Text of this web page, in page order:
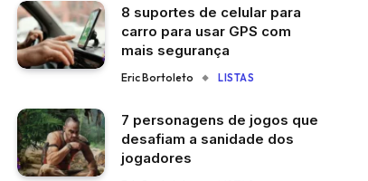
8 suportes de celular para
carro para usar GPS com
mais segurança
Eric Bortoleto LISTAS
7 personagens de jogos que
desafiam a sanidade dos
jogadores